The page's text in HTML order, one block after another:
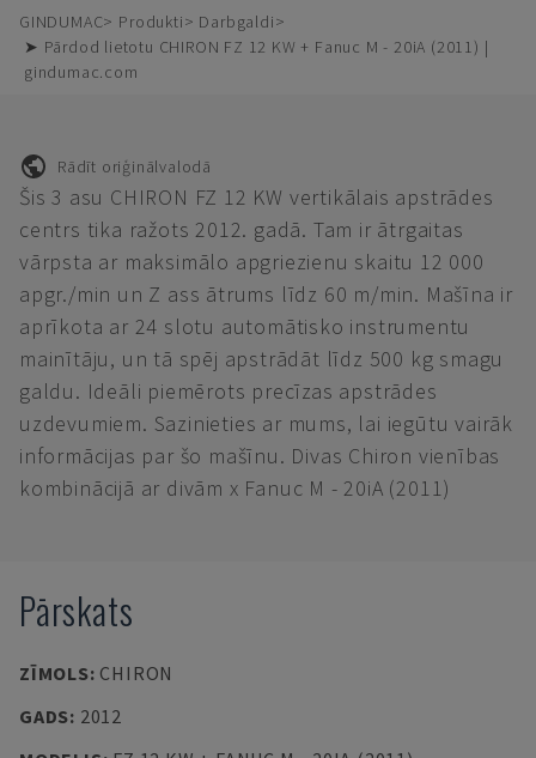
GINDUMAC Produkti
Darbgaldi
➤ Pārdod lietotu CHIRON FZ 12 KW + Fanuc M - 20iA (2011) |
gindumac.com
Rādīt oriģinālvalodā
Šis 3 asu CHIRON FZ 12 KW vertikālais apstrādes
centrs tika ražots 2012. gadā. Tam ir ātrgaitas
vārpsta ar maksimālo apgriezienu skaitu 12 000
apgr./min un Z ass ātrums līdz 60 m/min. Mašīna ir
aprīkota ar 24 slotu automātisko instrumentu
mainītāju, un tā spēj apstrādāt līdz 500 kg smagu
galdu. Ideāli piemērots precīzas apstrādes
uzdevumiem. Sazinieties ar mums, lai iegūtu vairāk
informācijas par šo mašīnu. Divas Chiron vienības
kombinācijā ar divām x Fanuc M - 20iA (2011)
Pārskats
ZĪMOLS: CHIRON
GADS: 2012